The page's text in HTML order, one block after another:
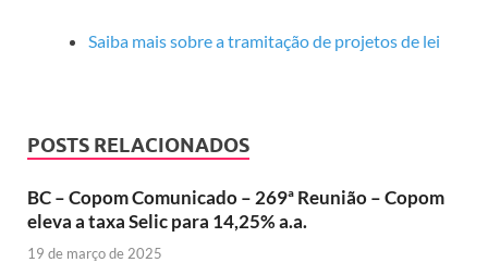
Saiba mais sobre a tramitação de projetos de lei
POSTS RELACIONADOS
BC – Copom Comunicado – 269ª Reunião – Copom
eleva a taxa Selic para 14,25% a.a.
19 de março de 2025